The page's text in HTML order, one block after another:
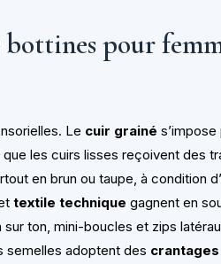
pour
Le cuir grainé
les cuirs lisses reçoivent des
en brun ou taupe, à condition
textile technique gagnent en
ton, mini-boucles et zips
semelles adoptent des